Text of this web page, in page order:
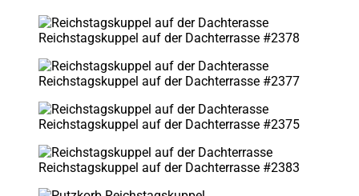
Reichstagskuppel auf der Dachterrasse #2378
Reichstagskuppel auf der Dachterrasse #2377
Reichstagskuppel auf der Dachterrasse #2375
Reichstagskuppel auf der Dachterrasse #2383